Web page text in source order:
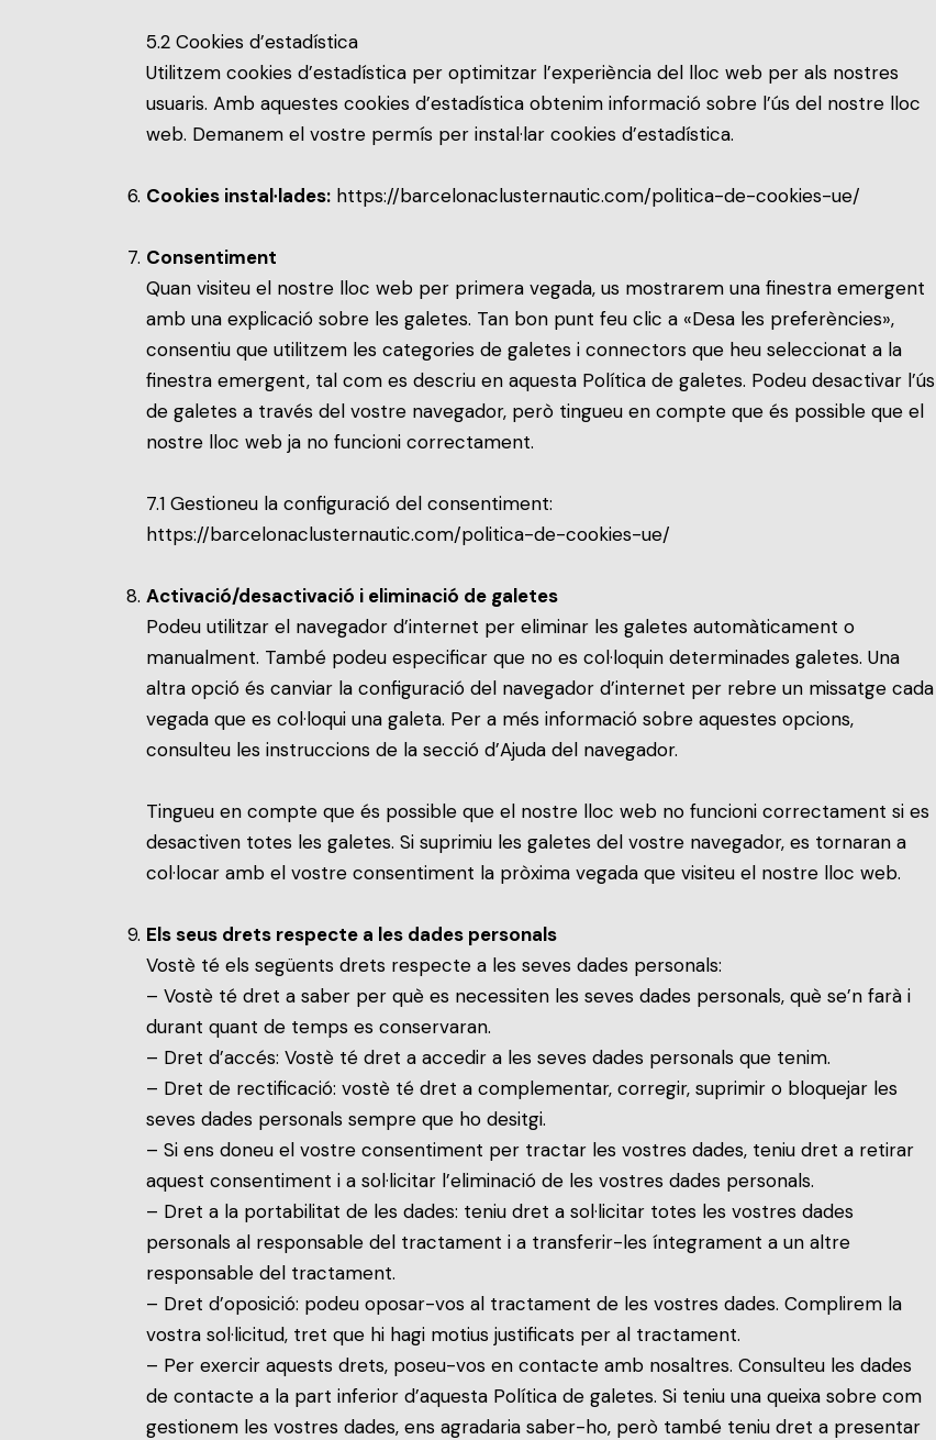
5.2 Cookies d’estadística
Utilitzem cookies d’estadística per optimitzar l’experiència del lloc web per als nostres
usuaris. Amb aquestes cookies d’estadística obtenim informació sobre l’ús del nostre lloc
web. Demanem el vostre permís per instal·lar cookies d’estadística.
Cookies instal·lades: https://barcelonaclusternautic.com/politica-de-cookies-ue/
Consentiment
Quan visiteu el nostre lloc web per primera vegada, us mostrarem una finestra emergent
amb una explicació sobre les galetes. Tan bon punt feu clic a «Desa les preferències»,
consentiu que utilitzem les categories de galetes i connectors que heu seleccionat a la
finestra emergent, tal com es descriu en aquesta Política de galetes. Podeu desactivar l’ús
de galetes a través del vostre navegador, però tingueu en compte que és possible que el
nostre lloc web ja no funcioni correctament.
7.1 Gestioneu la configuració del consentiment:
https://barcelonaclusternautic.com/politica-de-cookies-ue/
Activació/desactivació i eliminació de galetes
Podeu utilitzar el navegador d’internet per eliminar les galetes automàticament o
manualment. També podeu especificar que no es col·loquin determinades galetes. Una
altra opció és canviar la configuració del navegador d’internet per rebre un missatge cada
vegada que es col·loqui una galeta. Per a més informació sobre aquestes opcions,
consulteu les instruccions de la secció d’Ajuda del navegador.
Tingueu en compte que és possible que el nostre lloc web no funcioni correctament si es
desactiven totes les galetes. Si suprimiu les galetes del vostre navegador, es tornaran a
col·locar amb el vostre consentiment la pròxima vegada que visiteu el nostre lloc web.
Els seus drets respecte a les dades personals
Vostè té els següents drets respecte a les seves dades personals:
– Vostè té dret a saber per què es necessiten les seves dades personals, què se’n farà i
durant quant de temps es conservaran.
– Dret d’accés: Vostè té dret a accedir a les seves dades personals que tenim.
– Dret de rectificació: vostè té dret a complementar, corregir, suprimir o bloquejar les
seves dades personals sempre que ho desitgi.
– Si ens doneu el vostre consentiment per tractar les vostres dades, teniu dret a retirar
aquest consentiment i a sol·licitar l’eliminació de les vostres dades personals.
– Dret a la portabilitat de les dades: teniu dret a sol·licitar totes les vostres dades
personals al responsable del tractament i a transferir-les íntegrament a un altre
responsable del tractament.
– Dret d’oposició: podeu oposar-vos al tractament de les vostres dades. Complirem la
vostra sol·licitud, tret que hi hagi motius justificats per al tractament.
– Per exercir aquests drets, poseu-vos en contacte amb nosaltres. Consulteu les dades
de contacte a la part inferior d’aquesta Política de galetes. Si teniu una queixa sobre com
gestionem les vostres dades, ens agradaria saber-ho, però també teniu dret a presentar